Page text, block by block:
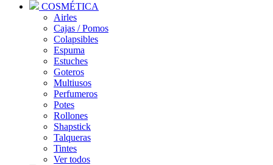
COSMÉTICA
Airles
Cajas / Pomos
Colapsibles
Espuma
Estuches
Goteros
Multiusos
Perfumeros
Potes
Rollones
Shapstick
Talqueras
Tintes
Ver todos